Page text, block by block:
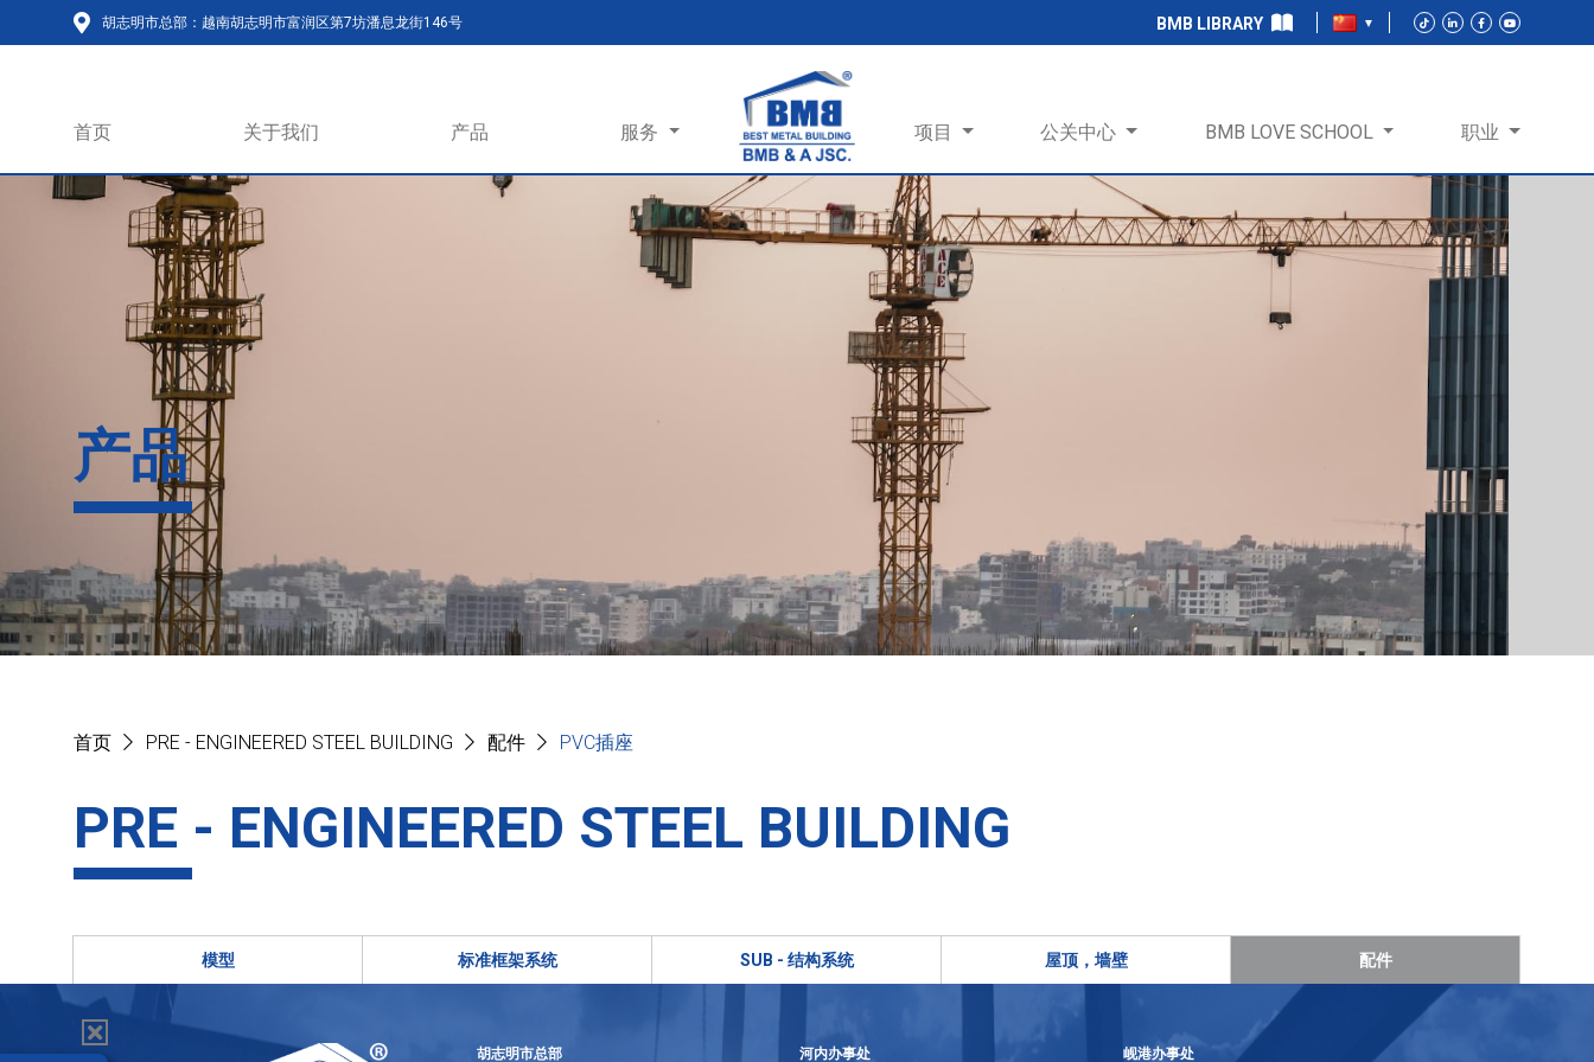
胡志明市总部：越南胡志明市富润区第7坊潘息龙街146号 BMB LIBRARY
首页 关于我们 产品 服务 项目 公关中心 BMB LOVE SCHOOL 职业
产品
首页 PRE - ENGINEERED STEEL BUILDING 配件 PVC插座
PRE - ENGINEERED STEEL BUILDING
模型 标准框架系统 SUB - 结构系统 屋顶，墙壁 配件
胡志明市总部 河内办事处 岘港办事处